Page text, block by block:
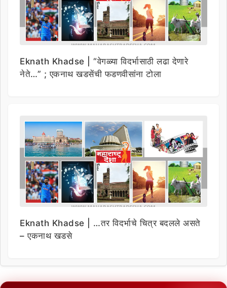
Eknath Khadse | “वेगळ्या विदर्भासाठी लढा देणारे
नेते…” ; एकनाथ खडसेंची फडणवीसांना टोला
Eknath Khadse | …तर विदर्भाचे चित्र बदलले असते
– एकनाथ खडसे